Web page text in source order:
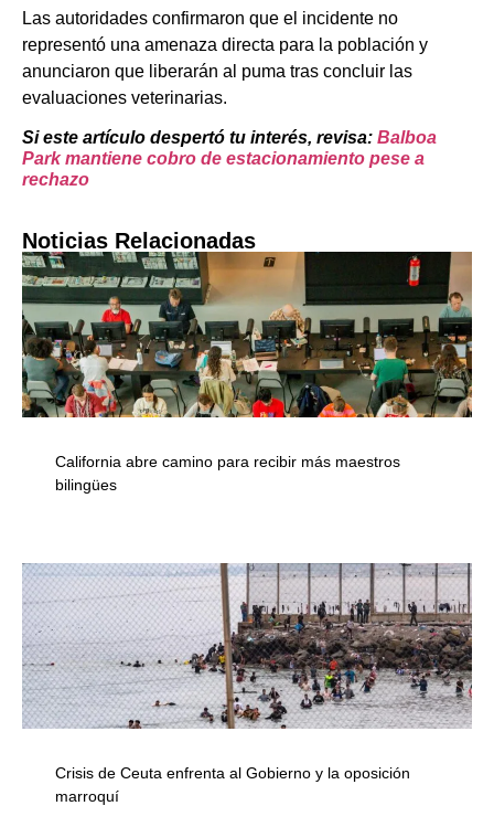
Las autoridades confirmaron que el incidente no
representó una amenaza directa para la población y
anunciaron que liberarán al puma tras concluir las
evaluaciones veterinarias.
Si este artículo despertó tu interés, revisa: Balboa
Park mantiene cobro de estacionamiento pese a
rechazo
Noticias Relacionadas
California abre camino para recibir más maestros
bilingües
Crisis de Ceuta enfrenta al Gobierno y la oposición
marroquí